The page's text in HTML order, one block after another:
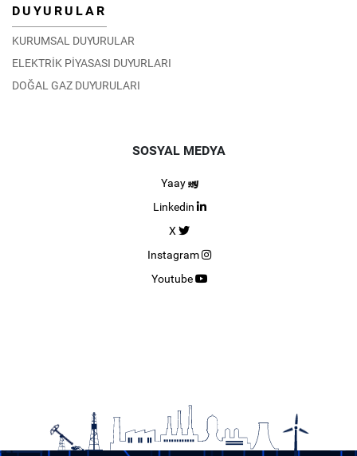
DUYURULAR
KURUMSAL DUYURULAR
ELEKTRİK PİYASASI DUYURLARI
DOĞAL GAZ DUYURULARI
SOSYAL MEDYA
Yaay
Linkedin
X
Instagram
Youtube